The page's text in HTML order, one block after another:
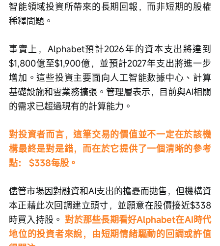
智能領域投資所帶來的長期回報，而非短期的股權
稀釋問題。
事實上，Alphabet預計2026年的資本支出將達到
$1,800億至$1,900億，並預計2027年支出將進一步
增加。這些投資主要面向人工智能數據中心、計算
基礎設施和雲業務擴張。管理層表示，目前與AI相關
的需求已超過現有的計算能力。
對投資者而言，這筆交易的價值並不一定在於該機
構最終是對是錯，而在於它提供了一個清晰的參考
點：
$338每股。
儘管市場因對融資和AI支出的擔憂而拋售，但機構資
本正藉此次回調建立頭寸，並願意在股價接近$338
時買入持股。 對於那些長期看好Alphabet在AI時代
地位的投資者來說，由短期情緒驅動的回調或許值